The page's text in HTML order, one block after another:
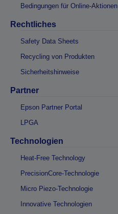
Bedingungen für Online-Aktionen
Rechtliches
Safety Data Sheets
Recycling von Produkten
Sicherheitshinweise
Partner
Epson Partner Portal
LPGA
Technologien
Heat-Free Technology
PrecisionCore-Technologie
Micro Piezo-Technologie
Innovative Technologien